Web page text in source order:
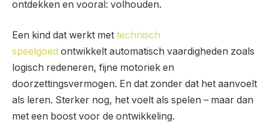
ontdekken en vooral: volhouden.
Een kind dat werkt met technisch
speelgoed ontwikkelt automatisch vaardigheden zoals
logisch redeneren, fijne motoriek en
doorzettingsvermogen. En dat zonder dat het aanvoelt
als leren. Sterker nog, het voelt als spelen – maar dan
met een boost voor de ontwikkeling.